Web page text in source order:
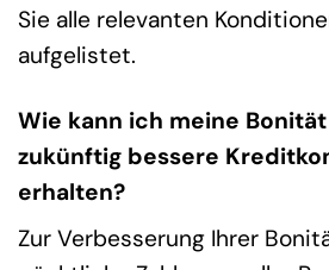
Sie alle relevanten
aufgelistet.
Wie kann ich meine
zukünftig bessere
erhalten?
Zur Verbesserung Ihrer